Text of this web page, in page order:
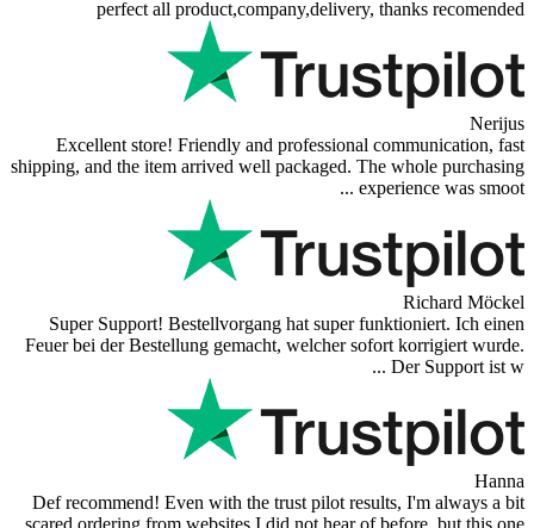
Reviews 79 •
more
I bought a cafelat robot, the delivery
were in great conditions. I will
perfect all
Excellent store! Friendly and
shipping, and the item arrived well